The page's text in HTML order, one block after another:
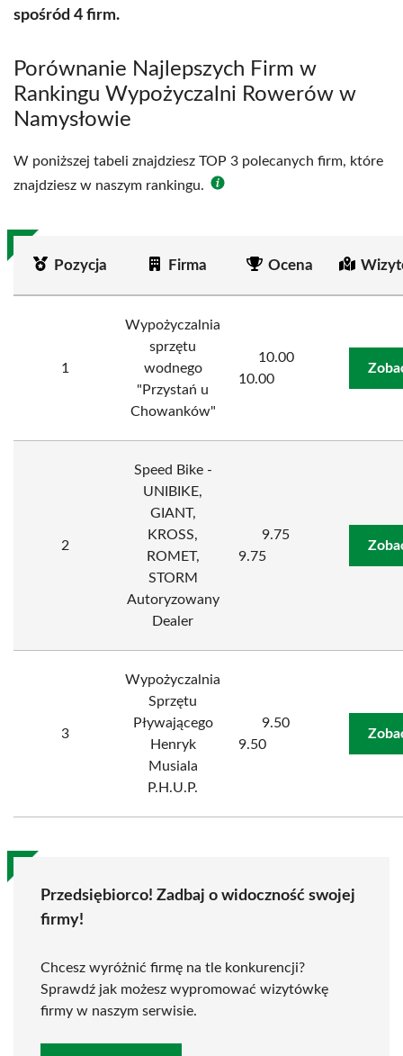
spośród 4 firm.
Porównanie Najlepszych Firm w
Rankingu Wypożyczalni Rowerów w
Namysłowie
W poniższej tabeli znajdziesz TOP 3 polecanych firm, które
znajdziesz w naszym rankingu.
Pozycja Firma Ocena
1
Wypożyczalnia
sprzętu
wodnego
"Przystań u
Chowanków"
10.00
10.00
2
Speed Bike -
UNIBIKE,
GIANT,
KROSS,
ROMET,
STORM
Autoryzowany
Dealer
9.75
9.75
3
Wypożyczalnia
Sprzętu
Pływającego
Henryk
Musiala
P.H.U.P.
9.50
9.50
Przedsiębiorco! Zadbaj o widoczność swojej
firmy!
Chcesz wyróżnić firmę na tle konkurencji?
Sprawdź jak możesz wypromować wizytówkę
firmy w naszym serwisie.